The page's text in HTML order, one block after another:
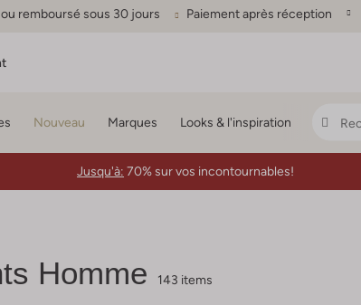
remboursé sous 30 jours Paiement après réception
Nouveau Marques Looks & l'inspiration
Jusqu'à: 70% sur vos incontournables!
Homme 143 items